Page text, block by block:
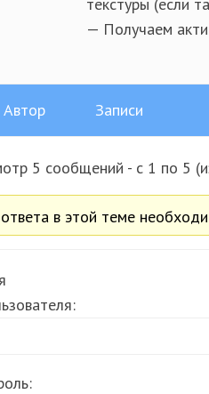
— Получаем
Автор Записи
5 сообщений - с 1 по 5
в этой теме